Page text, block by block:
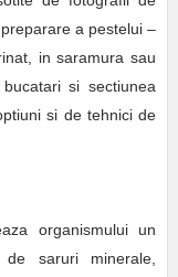
a pestelui –
in saramura sau
si sectiunea
si de tehnici de
organismului un
saruri minerale,